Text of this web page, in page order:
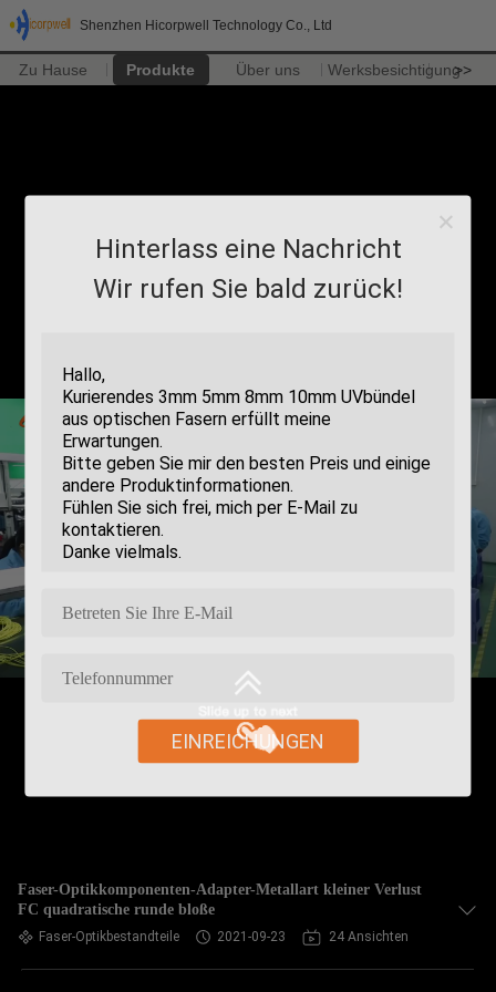
Shenzhen Hicorpwell Technology Co., Ltd
Zu Hause Produkte Über uns Werksbesichtigung>>
Hinterlass eine Nachricht
Wir rufen Sie bald zurück!
EINREICHUNGEN
Faser-Optikkomponenten-Adapter-Metallart kleiner Verlust
FC quadratische runde bloße
Faser-Optikbestandteile 2021-09-23 24 Ansichten